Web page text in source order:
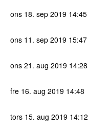
ons 18. sep 2019 14:45
ons 11. sep 2019 15:47
ons 21. aug 2019 14:28
fre 16. aug 2019 14:48
tors 15. aug 2019 14:12